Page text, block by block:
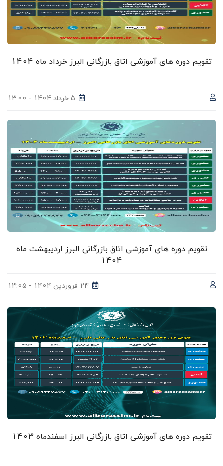
تقویم دوره های آموزشی اتاق بازرگانی البرز خرداد ماه 1404
5 خرداد 1404 - 13:00
تقویم دوره های آموزشی اتاق بازرگانی البرز اردیبهشت ماه
1404
24 فروردین 1404 - 13:05
تقویم دوره های آموزشی اتاق بازرگانی البرز اسفندماه 1403